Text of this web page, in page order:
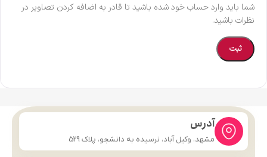
شما باید وارد حساب خود شده باشید تا قادر به اضافه کردن تصاویر در
نظرات باشید.
آدرس
مشهد، وکیل آباد، نرسیده به دانشجو، پلاک 529